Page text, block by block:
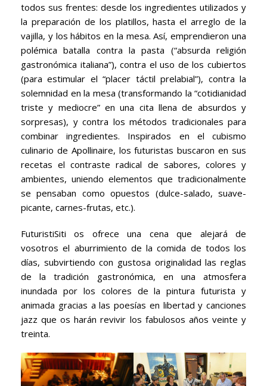
todos sus frentes: desde los ingredientes utilizados y
la preparación de los platillos, hasta el arreglo de la
vajilla, y los hábitos en la mesa. Así, emprendieron una
polémica batalla contra la pasta (“absurda religión
gastronómica italiana”), contra el uso de los cubiertos
(para estimular el “placer táctil prelabial”), contra la
solemnidad en la mesa (transformando la “cotidianidad
triste y mediocre” en una cita llena de absurdos y
sorpresas), y contra los métodos tradicionales para
combinar ingredientes. Inspirados en el cubismo
culinario de Apollinaire, los futuristas buscaron en sus
recetas el contraste radical de sabores, colores y
ambientes, uniendo elementos que tradicionalmente
se pensaban como opuestos (dulce-salado, suave-
picante, carnes-frutas, etc.).
FuturistiSiti os ofrece una cena que alejará de
vosotros el aburrimiento de la comida de todos los
días, subvirtiendo con gustosa originalidad las reglas
de la tradición gastronómica, en una atmosfera
inundada por los colores de la pintura futurista y
animada gracias a las poesías en libertad y canciones
jazz que os harán revivir los fabulosos años veinte y
treinta.